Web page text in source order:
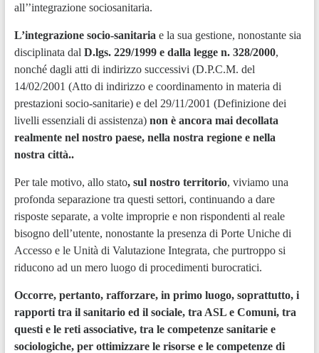
all’’integrazione sociosanitaria.
L’integrazione socio-sanitaria e la sua gestione, nonostante sia
disciplinata dal D.lgs. 229/1999 e dalla legge n. 328/2000,
nonché dagli atti di indirizzo successivi (D.P.C.M. del
14/02/2001 (Atto di indirizzo e coordinamento in materia di
prestazioni socio-sanitarie) e del 29/11/2001 (Definizione dei
livelli essenziali di assistenza) non è ancora mai decollata
realmente nel nostro paese, nella nostra regione e nella
nostra città..
Per tale motivo, allo stato, sul nostro territorio, viviamo una
profonda separazione tra questi settori, continuando a dare
risposte separate, a volte improprie e non rispondenti al reale
bisogno dell’utente, nonostante la presenza di Porte Uniche di
Accesso e le Unità di Valutazione Integrata, che purtroppo si
riducono ad un mero luogo di procedimenti burocratici.
Occorre, pertanto, rafforzare, in primo luogo, soprattutto, i
rapporti tra il sanitario ed il sociale, tra ASL e Comuni, tra
questi e le reti associative, tra le competenze sanitarie e
sociologiche, per ottimizzare le risorse e le competenze di